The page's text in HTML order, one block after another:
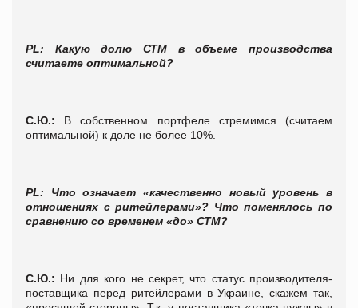
PL: Какую долю СТМ в объеме производства
считаете оптимальной?
С.Ю.: В собственном портфеле стремимся (считаем
оптимальной) к доле не более 10%.
PL: Что означает «качественно новый уровень в
отношениях с ритейлерами»? Что поменялось по
сравнению со временем «до» СТМ?
С.Ю.: Ни для кого не секрет, что статус производителя-
поставщика перед ритейлерами в Украине, скажем так,